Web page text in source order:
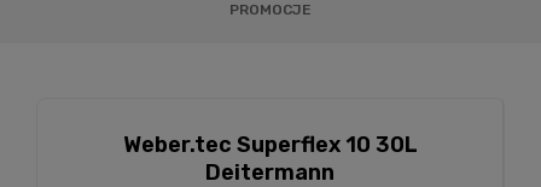
PROMOCJE
Weber.tec Superflex 10 30L
Deitermann